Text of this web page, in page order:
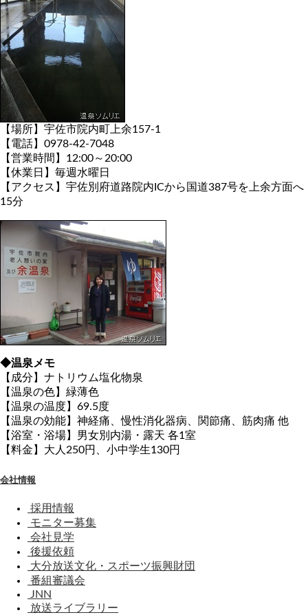
【場所】宇佐市院内町上余157-1
【電話】0978-42-7048
【営業時間】12:00～20:00
【休業日】毎週水曜日
【アクセス】宇佐別府道路院内ICから国道387号を上余方面へ
15分
◆温泉メモ
【成分】ナトリウム塩化物泉
【温泉の色】緑薄色
【温泉の温度】69.5度
【温泉の効能】神経痛、慢性消化器病、関節痛、筋肉痛 他
【浴室・浴場】男女別内湯・露天 各1室
【料金】大人250円、小中学生130円
会社情報
採用情報
モニター募集
会社見学
後援依頼
大分放送文化・スポーツ振興財団
番組審議会
JNN
放送ライブラリー